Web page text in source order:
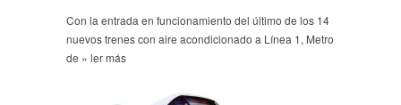
Con la entrada en funcionamiento del último de los 14
nuevos trenes con aire acondicionado a Línea 1, Metro
de » ler más